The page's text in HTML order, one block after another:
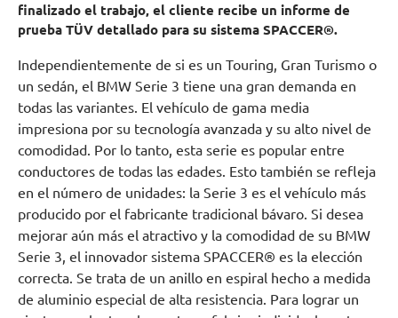
finalizado el trabajo, el cliente recibe un informe de
prueba TÜV detallado para su sistema SPACCER®.
Independientemente de si es un Touring, Gran Turismo o
un sedán, el BMW Serie 3 tiene una gran demanda en
todas las variantes. El vehículo de gama media
impresiona por su tecnología avanzada y su alto nivel de
comodidad. Por lo tanto, esta serie es popular entre
conductores de todas las edades. Esto también se refleja
en el número de unidades: la Serie 3 es el vehículo más
producido por el fabricante tradicional bávaro. Si desea
mejorar aún más el atractivo y la comodidad de su BMW
Serie 3, el innovador sistema SPACCER® es la elección
correcta. Se trata de un anillo en espiral hecho a medida
de aluminio especial de alta resistencia. Para lograr un